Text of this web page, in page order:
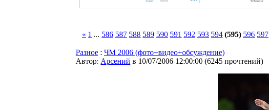
« 1 ... 586 587 588 589 590 591 592 593 594 (595) 596 597
Разное : ЧМ 2006 (фото+видео+обсуждение)
Автор: Арсений в 10/07/2006 12:00:00 (6245 прочтений)